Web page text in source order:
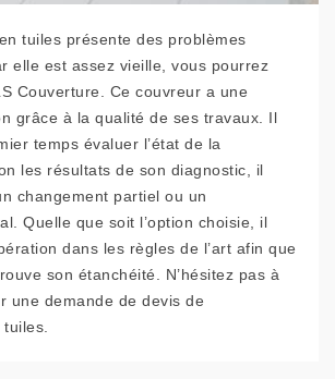
tuiles présente des problèmes
elle est assez vieille, vous pourrez
Couverture. Ce couvreur a une
grâce à la qualité de ses travaux. Il
temps évaluer l’état de la
les résultats de son diagnostic, il
changement partiel ou un
Quelle que soit l’option choisie, il
dans les règles de l’art afin que
son étanchéité. N’hésitez pas à
une demande de devis de